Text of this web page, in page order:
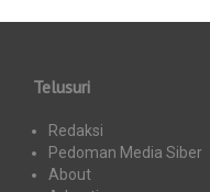
Telusuri
Redaksi
Pedoman Media Siber
About